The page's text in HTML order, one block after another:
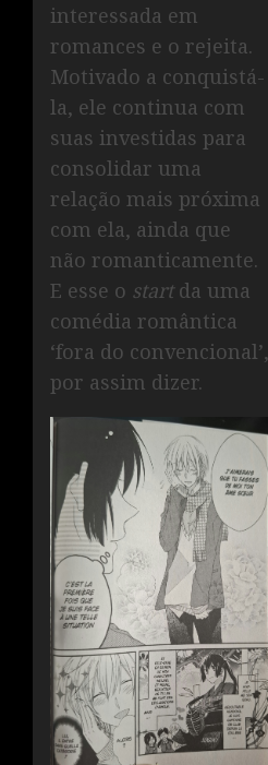
interessada em
romances e o rejeita.
Motivado a conquistá-
la, ele continua com
suas investidas para
consolidar uma
relação mais próxima
com ela, ainda que
não romanticamente.
E esse o startda uma
comédia romântica
‘fora do convencional’,
por assim dizer.